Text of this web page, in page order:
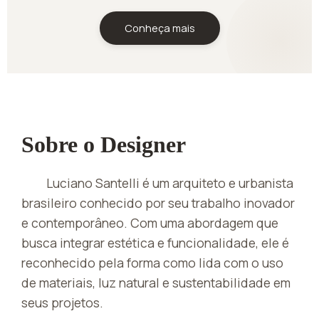
Conheça mais
Sobre o Designer
Luciano Santelli é um arquiteto e urbanista
brasileiro conhecido por seu trabalho inovador
e contemporâneo. Com uma abordagem que
busca integrar estética e funcionalidade, ele é
reconhecido pela forma como lida com o uso
de materiais, luz natural e sustentabilidade em
seus projetos.